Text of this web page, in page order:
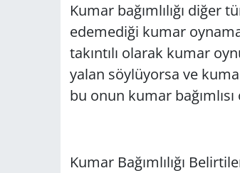
Kumar bağımlılığı diğer
edemediği kumar
takıntılı olarak kumar
yalan söylüyorsa ve
bu onun kumar
Kumar Bağımlılığı